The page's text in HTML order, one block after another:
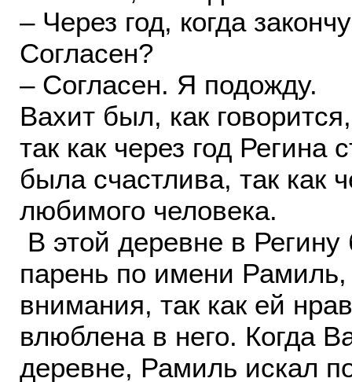
– Через год, когда
Согласен?
– Согласен. Я подожду.
Вахит был, как
так как через год Регина
была счастлива, так как
любимого человека.
В этой деревне в
парень по имени
внимания, так как ей
влюблена в него. Когда
деревне, Рамиль искал